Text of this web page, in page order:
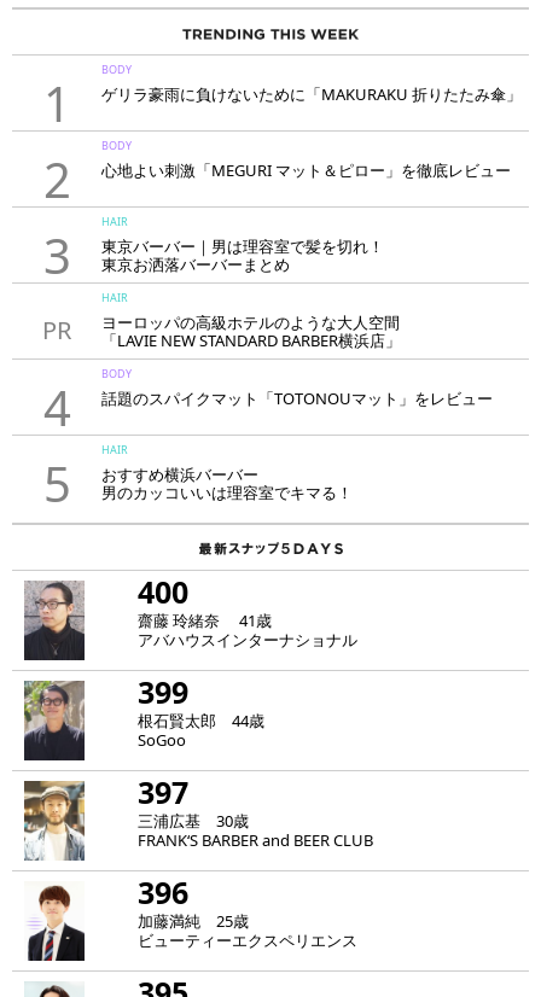
1
BODY
ゲリラ豪雨に負けないために「MAKURAKU 折りたたみ傘」
2
BODY
心地よい刺激「MEGURI マット＆ピロー」を徹底レビュー
3
HAIR
東京バーバー｜男は理容室で髪を切れ！
東京お洒落バーバーまとめ
PR
HAIR
ヨーロッパの高級ホテルのような大人空間
「LAVIE NEW STANDARD BARBER横浜店」
4
BODY
話題のスパイクマット「TOTONOUマット」をレビュー
5
HAIR
おすすめ横浜バーバー
男のカッコいいは理容室でキマる！
400
齋藤 玲緒奈 41歳
アバハウスインターナショナル
399
根石賢太郎 44歳
SoGoo
397
三浦広基 30歳
FRANK‘S BARBER and BEER CLUB
396
加藤満純 25歳
ビューティーエクスペリエンス